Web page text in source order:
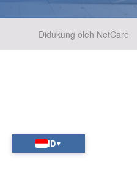
Didukung oleh NetCare
ID▼